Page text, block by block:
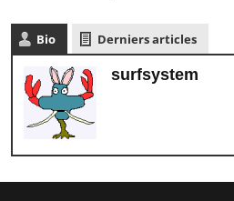
Bio Derniers articles
surfsystem